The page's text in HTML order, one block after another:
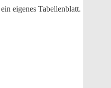
eigenes Tabellenblatt.